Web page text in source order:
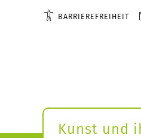
BARRIEREFREIHEIT
Kunst und